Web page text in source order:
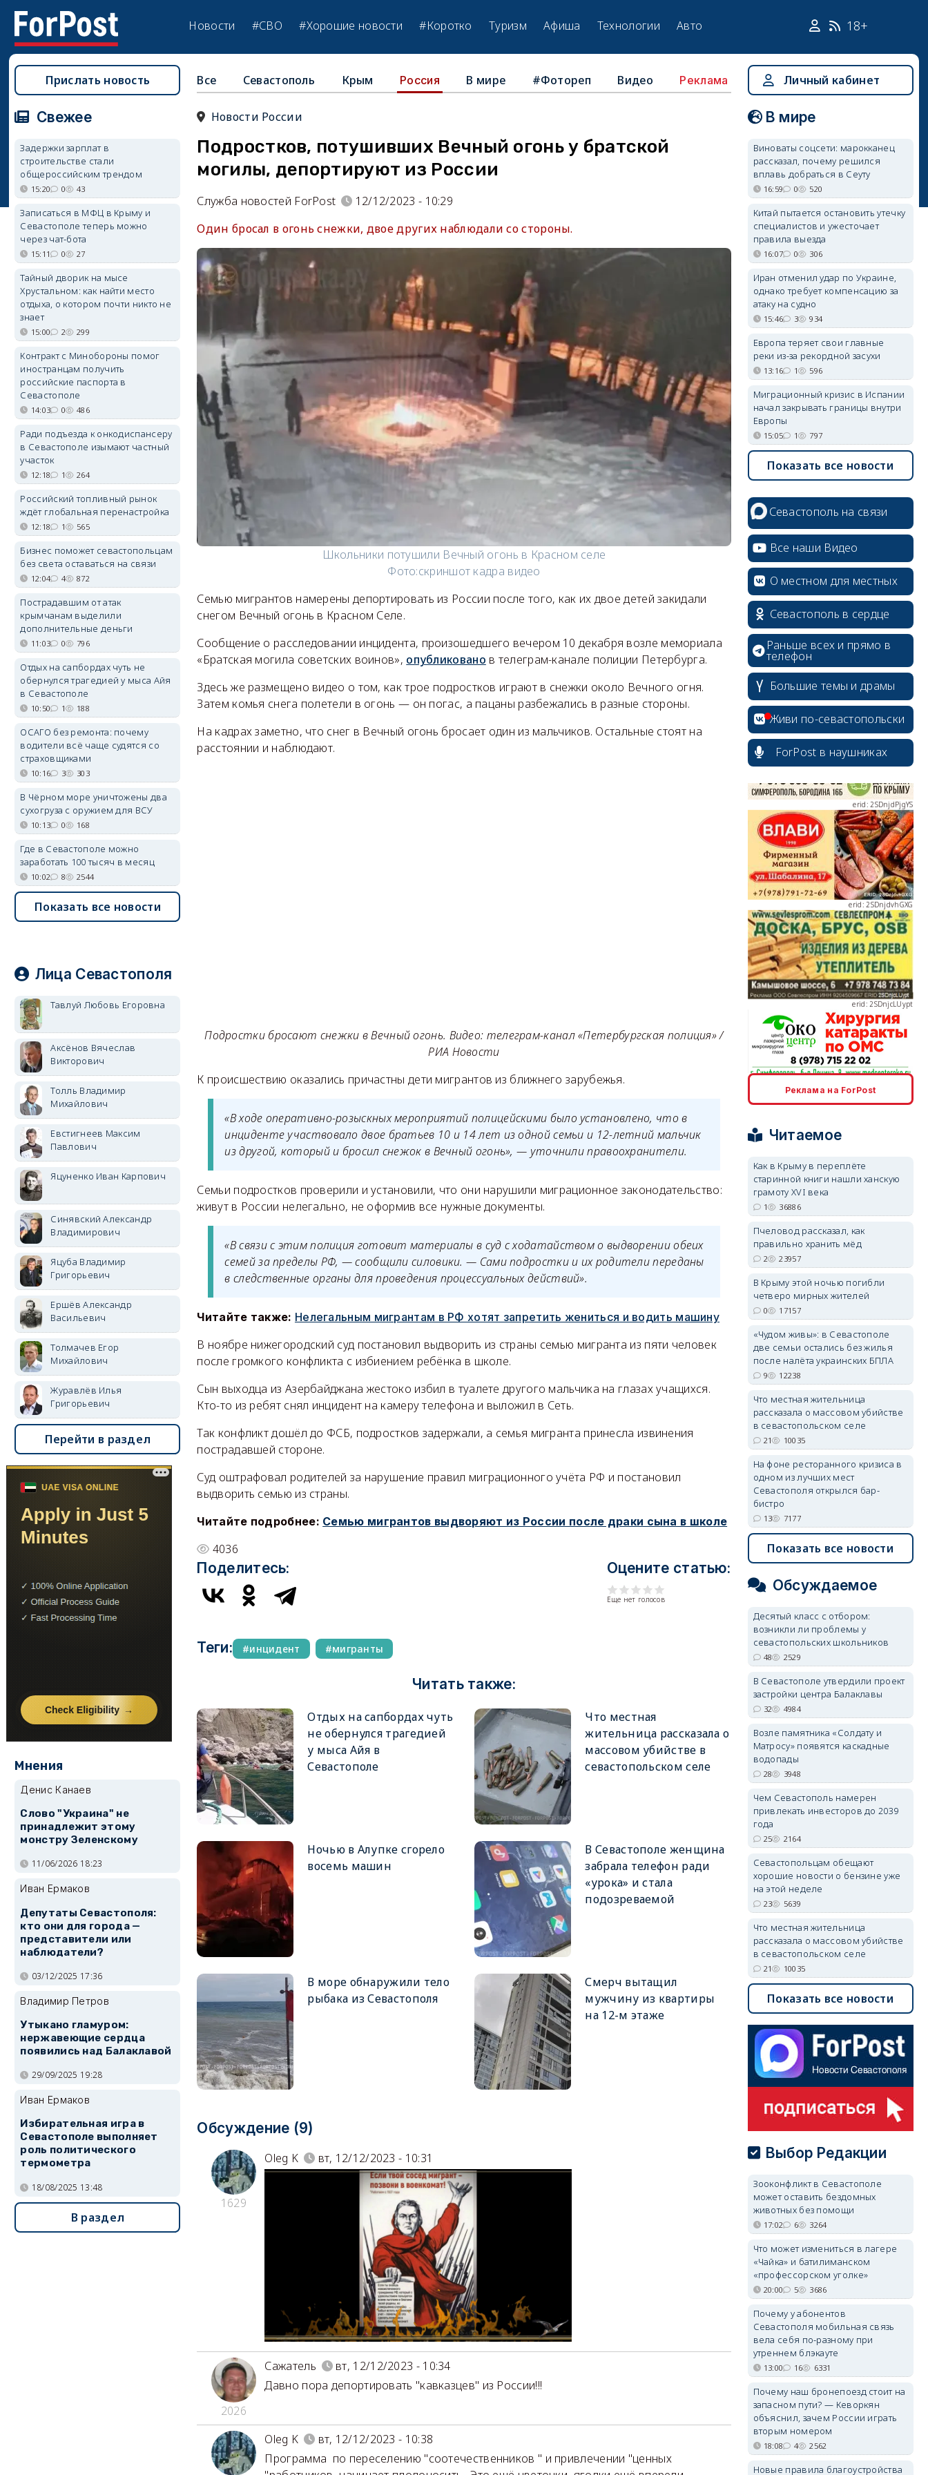
Новости #СВО #Хорошие новости #Коротко Туризм Афиша Технологии Авто 18+
Все Севастополь Крым Россия В мире #Фотореп Видео Реклама
Новости России
Подростков, потушивших Вечный огонь у братской
могилы, депортируют из России
Служба новостей ForPost
12/12/2023 - 10:29
​Один бросал в огонь снежки, двое других наблюдали со стороны.
Школьники потушили Вечный огонь в Красном селе
Фото:скриншот кадра видео
Семью мигрантов намерены депортировать из России после того, как их двое детей закидали
снегом Вечный огонь в Красном Селе.
Сообщение о расследовании инцидента, произошедшего вечером 10 декабря возле мемориала
«Братская могила советских воинов», опубликовано в телеграм-канале полиции Петербурга.
Здесь же размещено видео о том, как трое подростков играют в снежки около Вечного огня.
Затем комья снега полетели в огонь — он погас, а пацаны разбежались в разные стороны.
На кадрах заметно, что снег в Вечный огонь бросает один из мальчиков. Остальные стоят на
расстоянии и наблюдают.
Подростки бросают снежки в Вечный огонь. Видео: телеграм-канал «Петербургская полиция» /
РИА Новости
К происшествию оказались причастны дети мигрантов из ближнего зарубежья.
«В ходе оперативно-розыскных мероприятий полицейскими было установлено, что в
инциденте участвовало двое братьев 10 и 14 лет из одной семьи и 12-летний мальчик
из другой, который и бросил снежок в Вечный огонь», — уточнили правоохранители.
Семьи подростков проверили и установили, что они нарушили миграционное законодательство:
живут в России нелегально, не оформив все нужные документы.
«В связи с этим полиция готовит материалы в суд с ходатайством о выдворении обеих
семей за пределы РФ, — сообщили силовики. — Сами подростки и их родители переданы
в следственные органы для проведения процессуальных действий».
Читайте также: Нелегальным мигрантам в РФ хотят запретить жениться и водить машину
В ноябре нижегородский суд постановил выдворить из страны семью мигранта из пяти человек
после громкого конфликта с избиением ребёнка в школе.
Сын выходца из Азербайджана жестоко избил в туалете другого мальчика на глазах учащихся.
Кто-то из ребят снял инцидент на камеру телефона и выложил в Сеть.
Так конфликт дошёл до ФСБ, подростков задержали, а семья мигранта принесла извинения
пострадавшей стороне.
Суд оштрафовал родителей за нарушение правил миграционного учёта РФ и постановил
выдворить семью из страны.
Читайте подробнее: Семью мигрантов выдворяют из России после драки сына в школе
4036
Поделитесь: Оцените статью:
Еще нет голосов
Теги: инцидент мигранты
Читать также:
Отдых на сапбордах чуть
не обернулся трагедией
у мыса Айя в
Севастополе
Что местная
жительница рассказала о
массовом убийстве в
севастопольском селе
Ночью в Алупке сгорело
восемь машин
В Севастополе женщина
забрала телефон ради
«урока» и стала
подозреваемой
В море обнаружили тело
рыбака из Севастополя
Смерч вытащил
мужчину из квартиры
на 12-м этаже
Обсуждение (9)
1629
Oleg K вт, 12/12/2023 - 10:31
2026
Сажатель
вт, 12/12/2023 - 10:34
Давно пора депортировать "кавказцев" из России!!!
Oleg K
вт, 12/12/2023 - 10:38
Программа по переселению "соотечественников " и привлечении "ценных
Прислать новость
Свежее
Задержки зарплат в
строительстве стали
общероссийским трендом
15:20 0 43
Записаться в МФЦ в Крыму и
Севастополе теперь можно
через чат-бота
15:11 0 27
Тайный дворик на мысе
Хрустальном: как найти место
отдыха, о котором почти никто не
знает
15:00 2 299
Контракт с Минобороны помог
иностранцам получить
российские паспорта в
Севастополе
14:03 0 486
Ради подъезда к онкодиспансеру
в Севастополе изымают частный
участок
12:18 1 264
Российский топливный рынок
ждёт глобальная перенастройка
12:18 1 565
Бизнес поможет севастопольцам
без света оставаться на связи
12:04 4 872
Пострадавшим от атак
крымчанам выделили
дополнительные деньги
11:03 0 796
Отдых на сапбордах чуть не
обернулся трагедией у мыса Айя
в Севастополе
10:50 1 188
ОСАГО без ремонта: почему
водители всё чаще судятся со
страховщиками
10:16 3 303
В Чёрном море уничтожены два
сухогруза с оружием для ВСУ
10:13 0 168
Где в Севастополе можно
заработать 100 тысяч в месяц
10:02 8 2544
Показать все новости
Лица Севастополя
Тавлуй Любовь Егоровна
Аксёнов Вячеслав
Викторович
Толль Владимир
Михайлович
Евстигнеев Максим
Павлович
Яцуненко Иван Карпович
Синявский Александр
Владимирович
Яцуба Владимир
Григорьевич
Ершёв Александр
Васильевич
Толмачев Егор
Михайлович
Журавлёв Илья
Григорьевич
Перейти в раздел
Мнения
Денис Канаев
Слово "Украина" не
принадлежит этому
монстру Зеленскому
11/06/2026 18:23
Иван Ермаков
Депутаты Севастополя:
кто они для города —
представители или
наблюдатели?
03/12/2025 17:36
Владимир Петров
Утыкано гламуром:
нержавеющие сердца
появились над Балаклавой
29/09/2025 19:28
Иван Ермаков
Избирательная игра в
Севастополе выполняет
роль политического
термометра
18/08/2025 13:48
В раздел
Личный кабинет
В мире
Виноваты соцсети: марокканец
рассказал, почему решился
вплавь добраться в Сеуту
16:59 0 520
Китай пытается остановить утечку
специалистов и ужесточает
правила выезда
16:07 0 306
Иран отменил удар по Украине,
однако требует компенсацию за
атаку на судно
15:46 3 934
Европа теряет свои главные
реки из-за рекордной засухи
13:16 1 596
Миграционный кризис в Испании
начал закрывать границы внутри
Европы
15:05 1 797
Показать все новости
Севастополь на связи
Все наши Видео
О местном для местных
Севастополь в сердце
Раньше всех и прямо в
телефон
Большие темы и драмы
Живи по-севастопольски
ForPost в наушниках
erid: 2SDnjcrDNw6
erid: 2SDnjdPjgYS
erid: 2SDnjdvhGXG
erid: 2SDnjcLUypt
erid: 2SDnjdPjgYS
erid: 2SDnjdvhGXG
Реклама на ForPost
Читаемое
Как в Крыму в переплёте
старинной книги нашли ханскую
грамоту XVI века
1 36886
Пчеловод рассказал, как
правильно хранить мёд
2 23957
В Крыму этой ночью погибли
четверо мирных жителей
0 17157
«Чудом живы»: в Севастополе
две семьи остались без жилья
после налёта украинских БПЛА
9 12238
Что местная жительница
рассказала о массовом убийстве
в севастопольском селе
21 10035
На фоне ресторанного кризиса в
одном из лучших мест
Севастополя открылся бар-
бистро
13 7177
Показать все новости
Обсуждаемое
Десятый класс с отбором:
возникли ли проблемы у
севастопольских школьников
48 2529
В Севастополе утвердили проект
застройки центра Балаклавы
32 4984
Возле памятника «Солдату и
Матросу» появятся каскадные
водопады
28 3948
Чем Севастополь намерен
привлекать инвесторов до 2039
года
25 2164
Севастопольцам обещают
хорошие новости о бензине уже
на этой неделе
23 5639
Что местная жительница
рассказала о массовом убийстве
в севастопольском селе
21 10035
Показать все новости
Выбор Редакции
Зооконфликт в Севастополе
может оставить бездомных
животных без помощи
17:02 6 3264
Что может измениться в лагере
«Чайка» и батилиманском
«профессорском уголке»
20:00 5 3686
Почему у абонентов
Севастополя мобильная связь
вела себя по-разному при
утреннем блэкауте
13:00 16 6331
Почему наш бронепоезд стоит на
запасном пути? — Кеворкян
объяснил, зачем России играть
вторым номером
18:08 4 2562
Новые правила благоустройства